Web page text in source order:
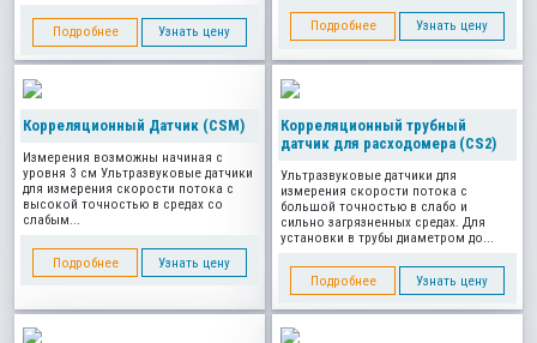
Подробнее Узнать цену Подробнее Узнать цену
Корреляционный Датчик (CSM)
Измерения возможны начиная с
уровня 3 см Ультразвуковые датчики
для измерения скорости потока с
высокой точностью в средах со
слабым...
Подробнее Узнать цену
Корреляционный трубный
датчик для расходомера (CS2)
Ультразвуковые датчики для
измерения скорости потока с
большой точностью в слабо и
сильно загрязненных средах. Для
установки в трубы диаметром до...
Подробнее Узнать цену